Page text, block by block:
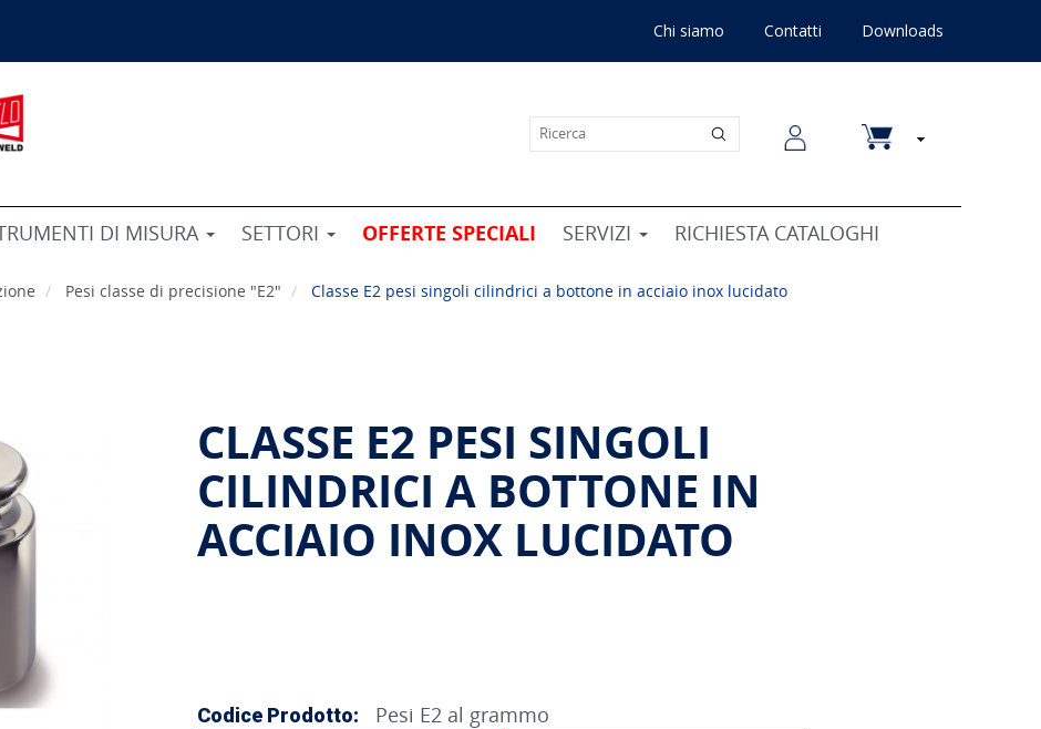
Chi siamo Contatti Downloads
DI MISURA SETTORI OFFERTE SPECIALI SERVIZI RICHIESTA CATALOGHI
Pesi classe di precisione "E2" Classe E2 pesi singoli cilindrici a bottone in acciaio inox lucidato
CLASSE E2 PESI SINGOLI
CILINDRICI A BOTTONE IN
ACCIAIO INOX LUCIDATO
Codice Prodotto:
Pesi E2 al grammo